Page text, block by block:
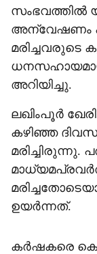
r
e
സംഭവത്തില്‍
അന്വേഷണം
മരിച്ചവരുടെ
അറിയിച്ചു.
ലഖിംപൂര്‍
കഴിഞ്ഞ
മരിച്ചിരുന്നു.
ഉയര്‍ന്നത്.
കര്‍ഷകരെ